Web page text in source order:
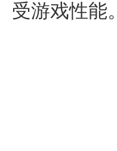
受游戏性能。